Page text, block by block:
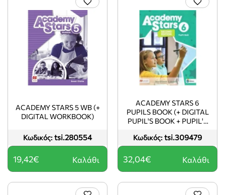
Κωδικός: tsi.280554
ACADEMY STARS 5 WB (+
DIGITAL WORKBOOK)
19,42€ Καλάθι
Κωδικός: tsi.309479
ACADEMY STARS 6
PUPILS BOOK (+ DIGITAL
PUPIL'S BOOK + PUPIL'S
32,04€ Καλάθι